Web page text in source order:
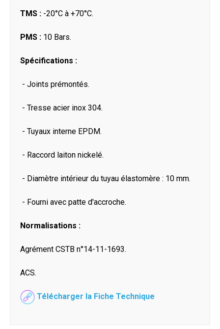
TMS : -20°C à +70°C.
PMS : 10 Bars.
Spécifications :
- Joints prémontés.
- Tresse acier inox 304.
- Tuyaux interne EPDM.
- Raccord laiton nickelé.
- Diamètre intérieur du tuyau élastomère : 10 mm.
- Fourni avec patte d'accroche.
Normalisations :
Agrément CSTB n°14-11-1693.
ACS.
Télécharger la Fiche Technique